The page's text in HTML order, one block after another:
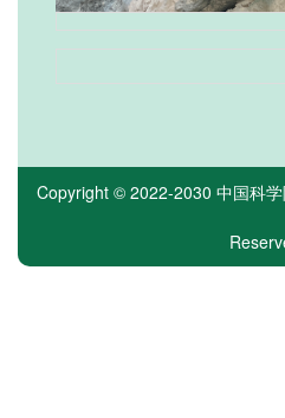
Copyright © 2022-2030 中国科